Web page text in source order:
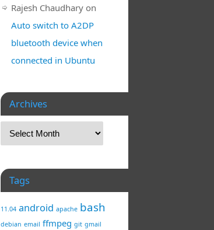
Rajesh Chaudhary on
Auto switch to A2DP
bluetooth device when
connected in Ubuntu
Archives
Tags
11.04 android apache bash
debian email ffmpeg git gmail